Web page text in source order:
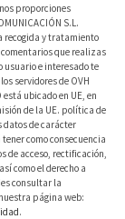
proporciones
S.L.
recogida y tratamiento
que realizas
usuario e interesado te
servidores de OVH
está ubicado en UE, en
de la UE. política de
datos de carácter
como consecuencia
de acceso, rectificación,
como el derecho a
consultar la
página web:
.